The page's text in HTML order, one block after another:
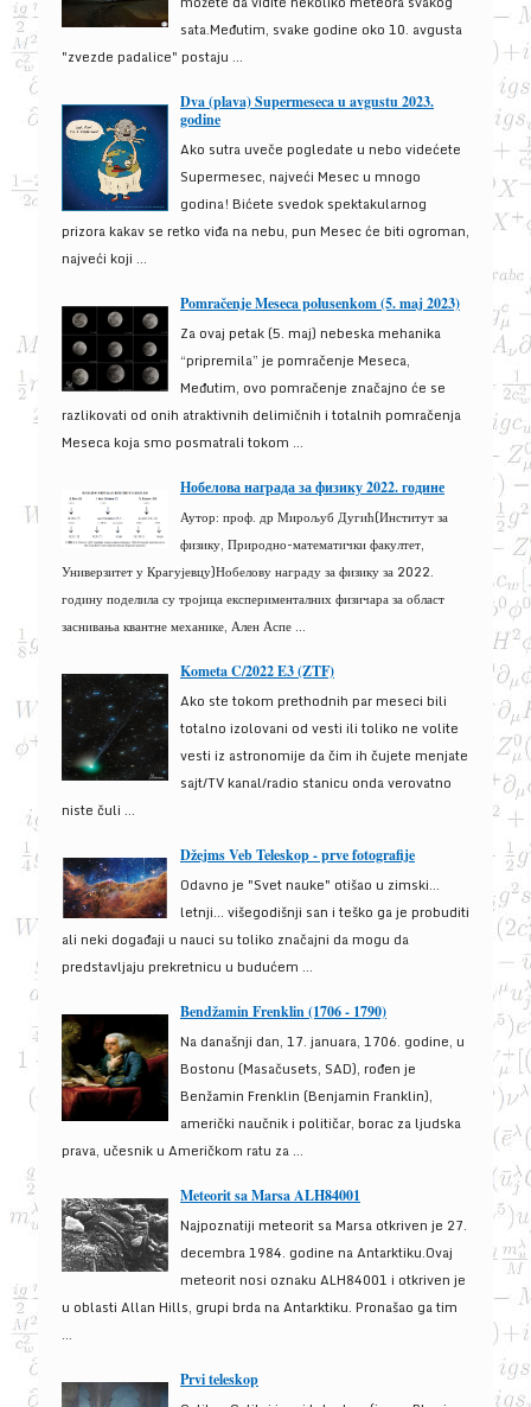
sata.Međutim, svake godine oko 10. avgusta
"zvezde padalice" postaju ...
Dva (plava) Supermeseca u avgustu 2023.
godine
Ako sutra uveče pogledate u nebo videćete
Supermesec, najveći Mesec u mnogo
godina! Bićete svedok spektakularnog
prizora kakav se retko viđa na nebu, pun Mesec će biti ogroman,
najveći koji ...
Pomračenje Meseca polusenkom (5. maj 2023)
Za ovaj petak (5. maj) nebeska mehanika
“pripremila” je pomračenje Meseca,
Međutim, ovo pomračenje značajno će se
razlikovati od onih atraktivnih delimičnih i totalnih pomračenja
Meseca koja smo posmatrali tokom ...
Нобелова награда за физику 2022. године
Аутор: проф. др Мирољуб Дугић(Институт за
физику, Природно-математички факултет,
Универзитет у Крагујевцу)Нобелову награду за физику за 2022.
годину поделила су тројица експерименталних физичара за област
заснивања квантне механике, Ален Аспе ...
Kometa C/2022 E3 (ZTF)
Ako ste tokom prethodnih par meseci bili
totalno izolovani od vesti ili toliko ne volite
vesti iz astronomije da čim ih čujete menjate
sajt/TV kanal/radio stanicu onda verovatno
niste čuli ...
Džejms Veb Teleskop - prve fotografije
Odavno je "Svet nauke" otišao u zimski...
letnji... višegodišnji san i teško ga je probuditi
ali neki događaji u nauci su toliko značajni da mogu da
predstavljaju prekretnicu u budućem ...
Bendžamin Frenklin (1706 - 1790)
Na današnji dan, 17. januara, 1706. godine, u
Bostonu (Masačusets, SAD), rođen je
Benžamin Frenklin (Benjamin Franklin),
američki naučnik i političar, borac za ljudska
prava, učesnik u Američkom ratu za ...
Meteorit sa Marsa ALH84001
Najpoznatiji meteorit sa Marsa otkriven je 27.
decembra 1984. godine na Antarktiku.Ovaj
meteorit nosi oznaku ALH84001 i otkriven je
u oblasti Allan Hills, grupi brda na Antarktiku. Pronašao ga tim
...
Prvi teleskop